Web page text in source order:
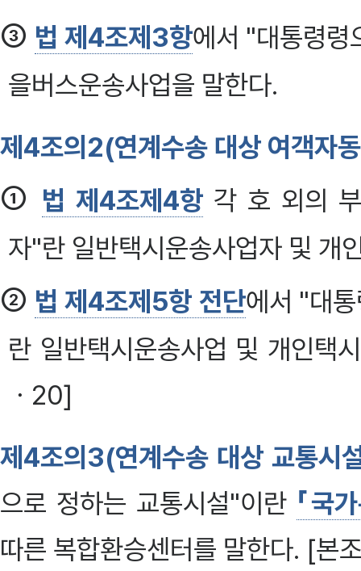
③ 법 제4조제3항에서 "대통령령
을버스운송사업을 말한다.
제4조의2(연계수송 대상 여객자
① 법 제4조제4항 각 호 외의
자"란 일반택시운송사업자 및 개
② 법 제4조제5항 전단에서 "대
란 일반택시운송사업 및 개인택
ㆍ20]
제4조의3(연계수송 대상 교통시
으로 정하는 교통시설"이란 「국
따른 복합환승센터를 말한다. [본